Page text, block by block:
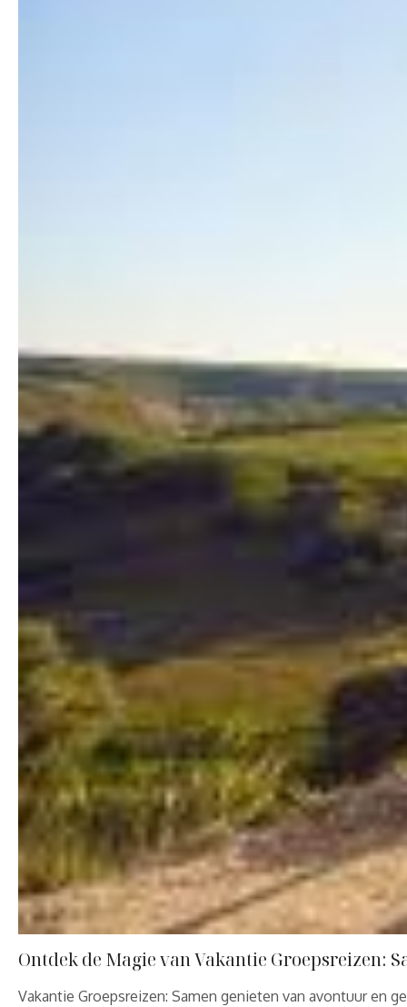
Ontdek de Magie van Vakantie Groepsreizen:
Vakantie Groepsreizen: Samen genieten van avontuur en